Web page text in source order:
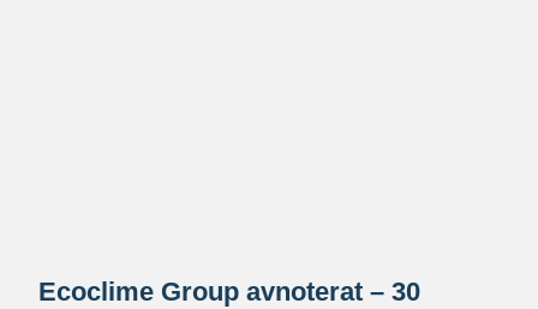
Ecoclime Group avnoterat – 30